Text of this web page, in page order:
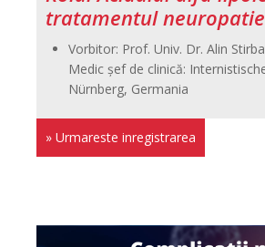
tratamentul
Vorbitor: Prof. Univ. Dr. Alin
Medic şef de clinică:
Nürnberg, Germania
» Urmareste inregistrarea